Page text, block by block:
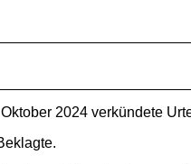
2024 verkündete